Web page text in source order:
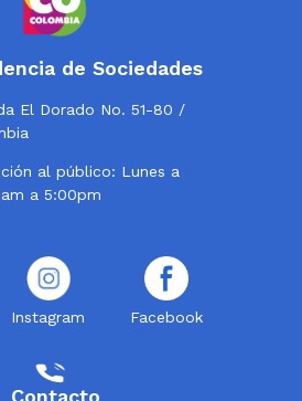
de Sociedades
El Dorado No. 51-80 /
al público: Lunes a
a 5:00pm
Instagram Facebook